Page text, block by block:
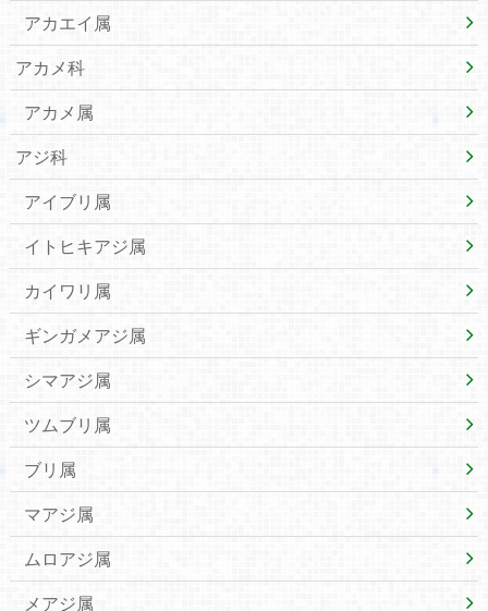
アカエイ属
アカメ科
アカメ属
アジ科
アイブリ属
イトヒキアジ属
カイワリ属
ギンガメアジ属
シマアジ属
ツムブリ属
ブリ属
マアジ属
ムロアジ属
メアジ属